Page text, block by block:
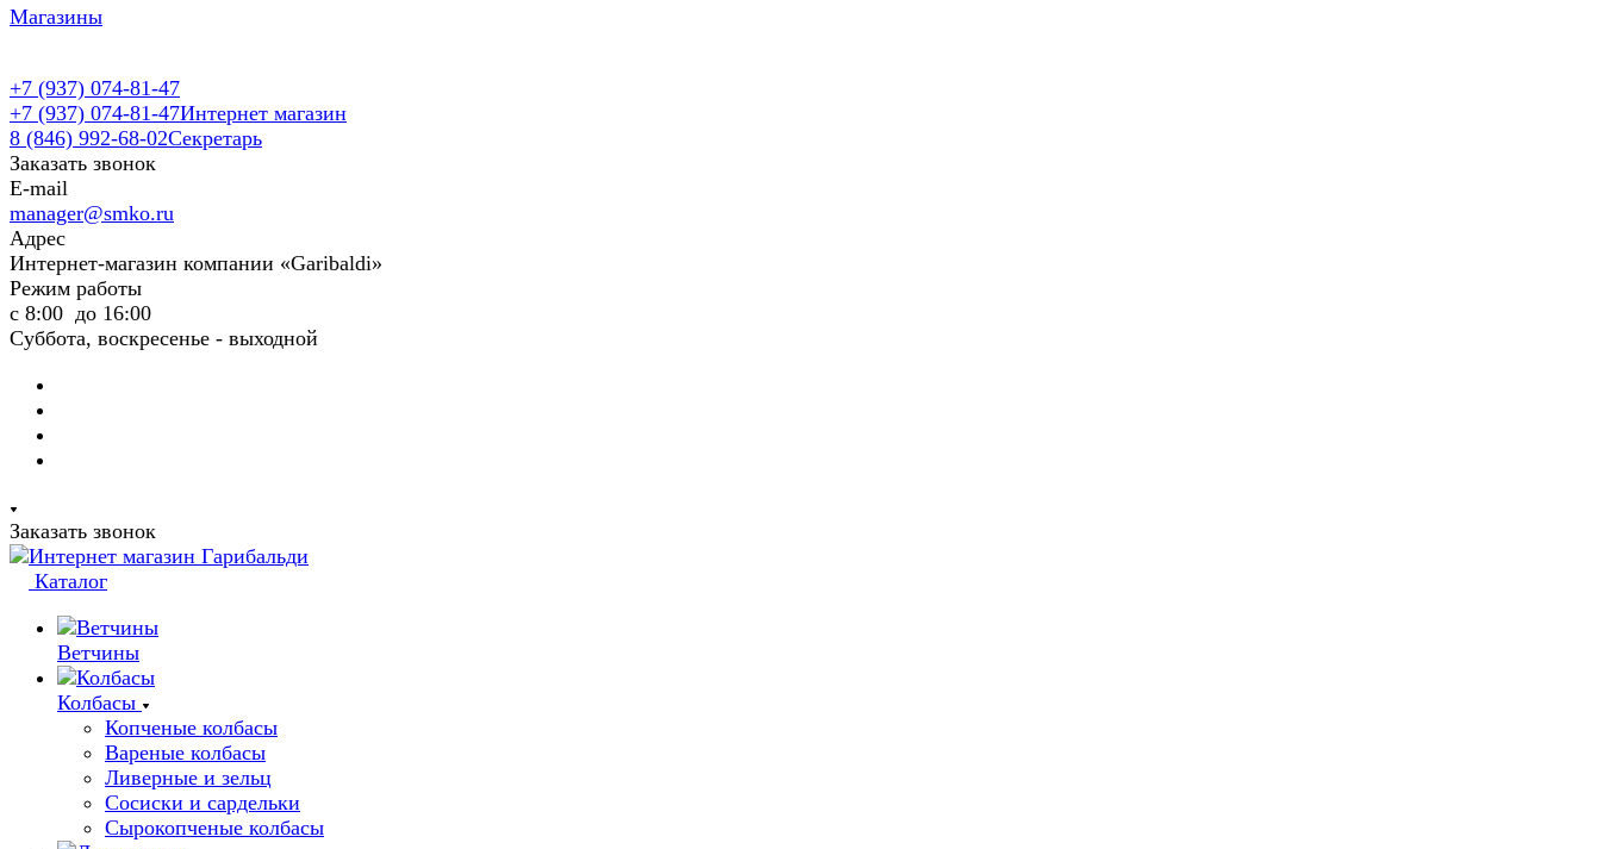
Магазины
+7 (937) 074-81-47
+7 (937) 074-81-47Интернет магазин
8 (846) 992-68-02Секретарь
Заказать звонок
E-mail
manager@smko.ru
Адрес
Интернет-магазин компании «Garibaldi»
Режим работы
с 8:00 до 16:00
Суббота, воскресенье - выходной
Заказать звонок
Каталог
Ветчины
Колбасы
Копченые колбасы
Вареные колбасы
Ливерные и зельц
Сосиски и сардельки
Сырокопченые колбасы